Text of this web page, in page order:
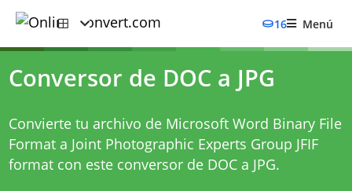
16 Menú
Conversor de DOC a JPG
Convierte tu archivo de Microsoft Word Binary File
Format a Joint Photographic Experts Group JFIF
format con este conversor de DOC a JPG.